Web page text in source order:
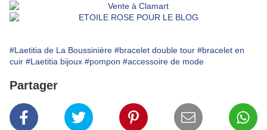
#Laetitia de La Boussinière #bracelet double tour #bracelet en
cuir #Laetitia bijoux #pompon #accessoire de mode
Partager